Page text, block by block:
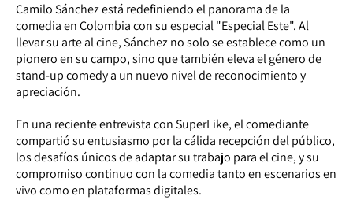
Camilo Sánchez está redefiniendo el panorama de la
comedia en Colombia con su especial "Especial Este". Al
llevar su arte al cine, Sánchez no solo se establece como un
pionero en su campo, sino que también eleva el género de
stand-up comedy a un nuevo nivel de reconocimiento y
apreciación.
En una reciente entrevista con SuperLike, el comediante
compartió su entusiasmo por la cálida recepción del público,
los desafíos únicos de adaptar su trabajo para el cine, y su
compromiso continuo con la comedia tanto en escenarios en
vivo como en plataformas digitales.